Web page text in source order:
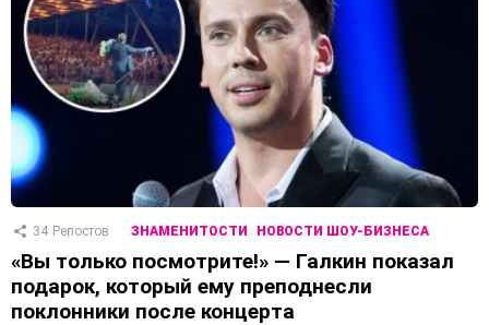
34 Репостов ЗНАМЕНИТОСТИ НОВОСТИ ШОУ-БИЗНЕСА
«Вы только посмотрите!» — Галкин показал
подарок, который ему преподнесли
поклонники после концерта